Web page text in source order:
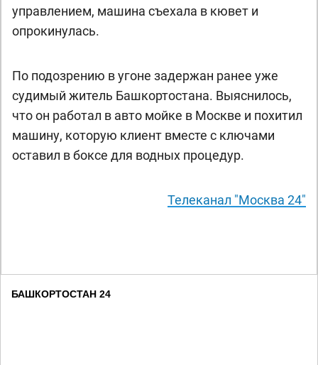
управлением, машина съехала в кювет и
опрокинулась.
По подозрению в угоне задержан ранее уже
судимый житель Башкортостана. Выяснилось,
что он работал в авто мойке в Москве и похитил
машину, которую клиент вместе с ключами
оставил в боксе для водных процедур.
Телеканал "Москва 24"
БАШКОРТОСТАН 24